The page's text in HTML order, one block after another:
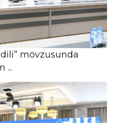
mövzusunda
...